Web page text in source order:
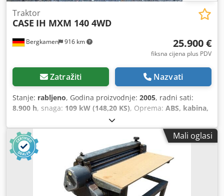
Bergkamen 916 km
Traktor
CASE IH MXM 140 4WD
25.900 €
fiksna cijena plus PDV
Zatražiti Nazvati
Stanje: rabljeno, Godina proizvodnje: 2005, radni sati:
8.900 h, snaga: 109 kW (148,20 KS), Oprema: ABS, kabina,
klima uređaj, pogon na sva četiri kotača
5.868 kg Duljina: 4.692 mm Širina: 2.507 mm Visina: 2.997
mm Međuosovinski razmak: 2.723 mm Nazivna snaga:
105,9 kW, 144 KS Dsdpfewlmt Isx Al Isck Nazivna brzina:
2.200 o/min Broj cilindara: 6 Zapremnina: 7.480 cm³
Povećanje okretnog momenta: 51,3 Pogon na sva četiri
Mali oglasi